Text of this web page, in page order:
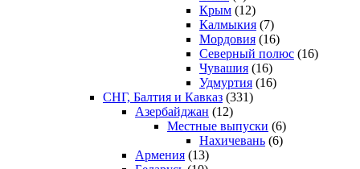
Крым (12)
Калмыкия (7)
Мордовия (16)
Северный полюс (16)
Чувашия (16)
Удмуртия (16)
СНГ, Балтия и Кавказ (331)
Азербайджан (12)
Местные выпуски (6)
Нахичевань (6)
Армения (13)